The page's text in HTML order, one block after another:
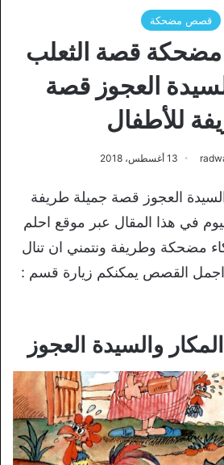
قصص مضحكة
قصة الثعلب
العجوز قصة
للأطفال
13 أغسطس، 2018
العجوز قصة جميلة طريفة
في هذا المقال عبر موقع احلم
وطريفة ونتمني ان تنال
اجمل القصص يمكنكم زيارة قسم :
والسيدة العجوز